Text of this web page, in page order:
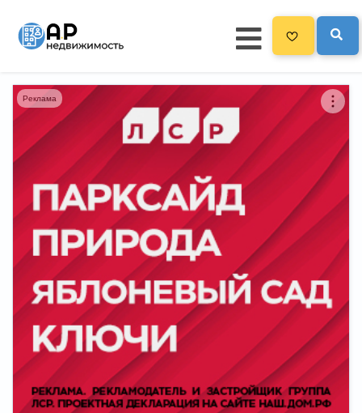
Главная
Все новостройки 3300
Новостройки на карте
Блог
Черный список ЖК
Рекламодателям
Политика конфиденциальности
Карта сайта
Реклама